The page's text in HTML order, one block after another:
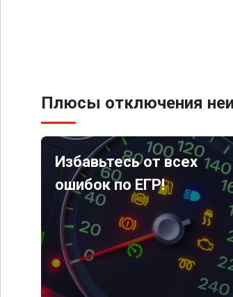
Плюсы отключения
Избавьтесь от всех
ошибок по ЕГР!